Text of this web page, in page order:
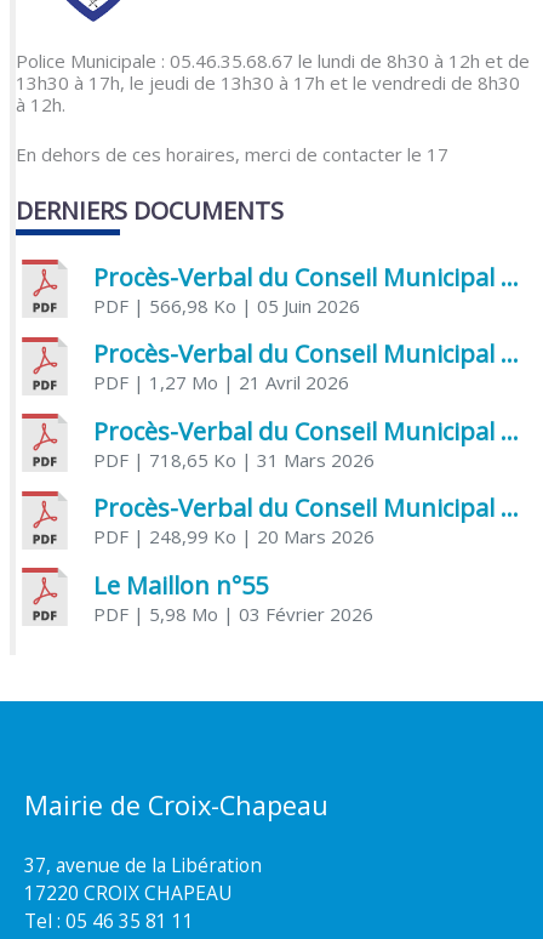
Police Municipale : 05.46.35.68.67 le lundi de 8h30 à 12h et de
13h30 à 17h, le jeudi de 13h30 à 17h et le vendredi de 8h30
à 12h.
En dehors de ces horaires, merci de contacter le 17
DERNIERS DOCUMENTS
Procès-Verbal du Conseil Municipal du 5 juin 2026
PDF| 566,98 Ko | 05 Juin 2026
Procès-Verbal du Conseil Municipal du 21 avril 2026
PDF| 1,27 Mo | 21 Avril 2026
Procès-Verbal du Conseil Municipal du 31 mars 2026
PDF| 718,65 Ko | 31 Mars 2026
Procès-Verbal du Conseil Municipal du 20 mars 2026
PDF| 248,99 Ko | 20 Mars 2026
Le Maillon n°55
PDF| 5,98 Mo | 03 Février 2026
Mairie de Croix-Chapeau
37, avenue de la Libération
17220 CROIX CHAPEAU
Tel : 05 46 35 81 11